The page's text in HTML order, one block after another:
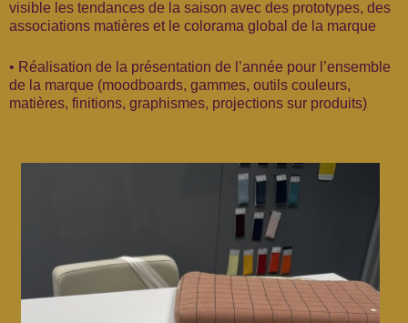
visible les tendances de la saison avec des prototypes, des
associations matières et le colorama global de la marque
• Réalisation de la présentation de l’année pour l’ensemble
de la marque (moodboards, gammes, outils couleurs,
matières, finitions, graphismes, projections sur produits)